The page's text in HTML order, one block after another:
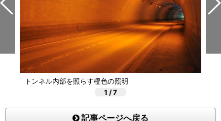
トンネル内部を照らす橙色の照明
1 /7
記事ページへ戻る